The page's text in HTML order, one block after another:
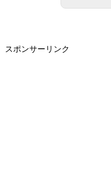
スポンサーリンク